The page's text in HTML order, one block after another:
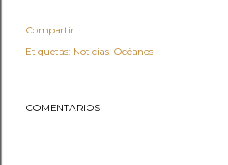
Compartir
Etiquetas: Noticias Océanos
COMENTARIOS